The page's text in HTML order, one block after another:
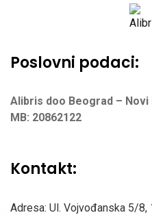
Poslovni podaci:
Alibris doo Beograd – Novi
MB: 20862122
Kontakt:
Adresa: Ul. Vojvođanska 5/8,